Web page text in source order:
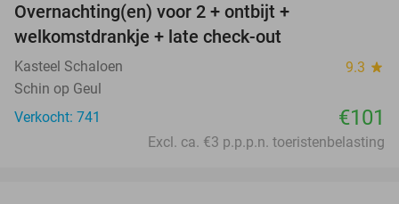
Overnachting(en) voor 2 + ontbijt +
welkomstdrankje + late check-out
Kasteel Schaloen 9.3 star
Schin op Geul
Verkocht: 741
€101
Excl. ca. €3 p.p.p.n. toeristenbelasting